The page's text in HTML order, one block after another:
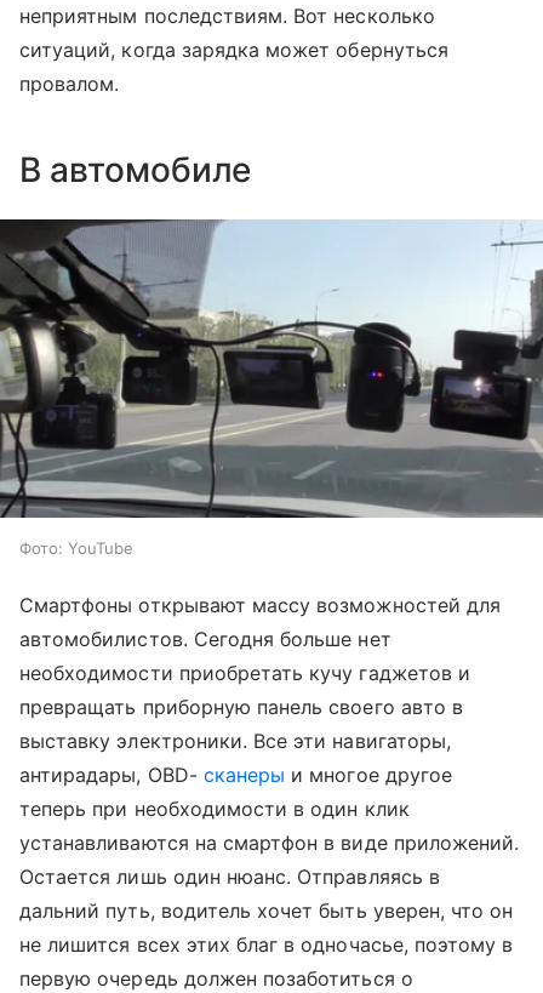
неприятным последствиям. Вот несколько
ситуаций, когда зарядка может обернуться
провалом.
В автомобиле
Фото: YouTube
Смартфоны открывают массу возможностей для
автомобилистов. Сегодня больше нет
необходимости приобретать кучу гаджетов и
превращать приборную панель своего авто в
выставку электроники. Все эти навигаторы,
антирадары, OBD- сканеры и многое другое
теперь при необходимости в один клик
устанавливаются на смартфон в виде приложений.
Остается лишь один нюанс. Отправляясь в
дальний путь, водитель хочет быть уверен, что он
не лишится всех этих благ в одночасье, поэтому в
первую очередь должен позаботиться о